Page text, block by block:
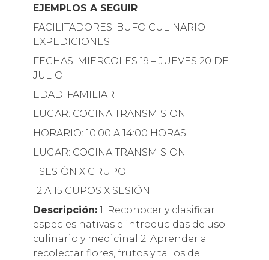
EJEMPLOS A SEGUIR
FACILITADORES: BUFO CULINARIO-
EXPEDICIONES
FECHAS: MIERCOLES 19 – JUEVES 20 DE
JULIO
EDAD: FAMILIAR
LUGAR: COCINA TRANSMISION
HORARIO: 10:00 A 14:00 HORAS
LUGAR: COCINA TRANSMISION
1 SESIÓN X GRUPO
12 A 15 CUPOS X SESIÓN
Descripción:1. Reconocer y clasificar
especies nativas e introducidas de uso
culinario y medicinal 2. Aprender a
recolectar flores, frutos y tallos de